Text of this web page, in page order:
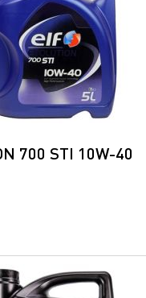
700 STI 10W-40